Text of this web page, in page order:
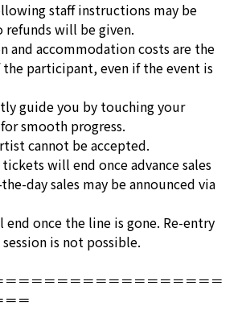
staff instructions may be
refunds will be given.
and accommodation costs are the
participant, even if the event is
guide you by touching your
smooth progress.
cannot be accepted.
will end once advance sales
day sales may be announced via
once the line is gone. Re-entry
is not possible.
＝＝＝＝＝＝＝＝＝＝＝＝＝＝＝＝
＝＝